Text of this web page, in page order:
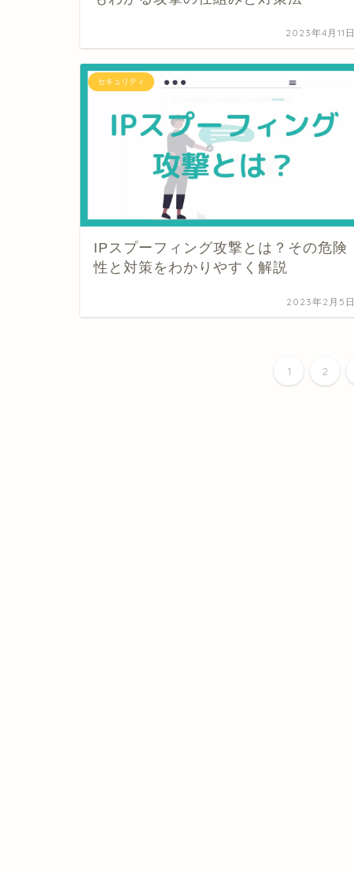
2023年4月11日
セキュリティ
IPスプーフィング攻撃とは？その危険
性と対策をわかりやすく解説
2023年2月5日
1 2